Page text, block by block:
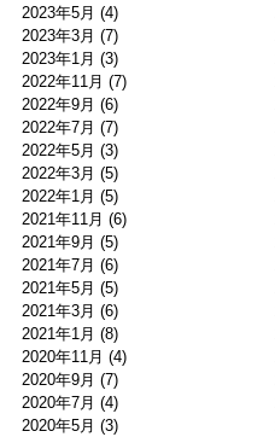
2023年5月 (4)
2023年3月 (7)
2023年1月 (3)
2022年11月 (7)
2022年9月 (6)
2022年7月 (7)
2022年5月 (3)
2022年3月 (5)
2022年1月 (5)
2021年11月 (6)
2021年9月 (5)
2021年7月 (6)
2021年5月 (5)
2021年3月 (6)
2021年1月 (8)
2020年11月 (4)
2020年9月 (7)
2020年7月 (4)
2020年5月 (3)